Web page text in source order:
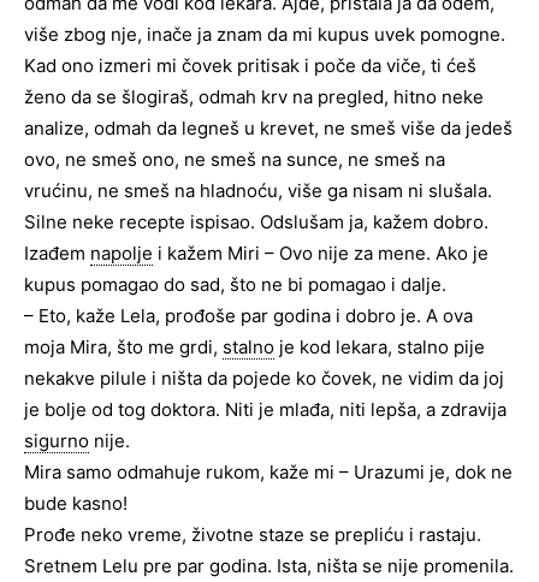
više zbog nje, inače ja znam da mi kupus uvek pomogne.
Kad ono izmeri mi čovek pritisak i poče da viče, ti ćeš
ženo da se šlogiraš, odmah krv na pregled, hitno neke
analize, odmah da legneš u krevet, ne smeš više da jedeš
ovo, ne smeš ono, ne smeš na sunce, ne smeš na
vrućinu, ne smeš na hladnoću, više ga nisam ni slušala.
Silne neke recepte ispisao. Odslušam ja, kažem dobro.
Izađem napolje i kažem Miri – Ovo nije za mene. Ako je
kupus pomagao do sad, što ne bi pomagao i dalje.
– Eto, kaže Lela, prođoše par godina i dobro je. A ova
moja Mira, što me grdi, stalno je kod lekara, stalno pije
nekakve pilule i ništa da pojede ko čovek, ne vidim da joj
je bolje od tog doktora. Niti je mlađa, niti lepša, a zdravija
sigurno nije.
Mira samo odmahuje rukom, kaže mi – Urazumi je, dok ne
bude kasno!
Prođe neko vreme, životne staze se prepliću i rastaju.
Sretnem Lelu pre par godina. Ista, ništa se nije promenila.